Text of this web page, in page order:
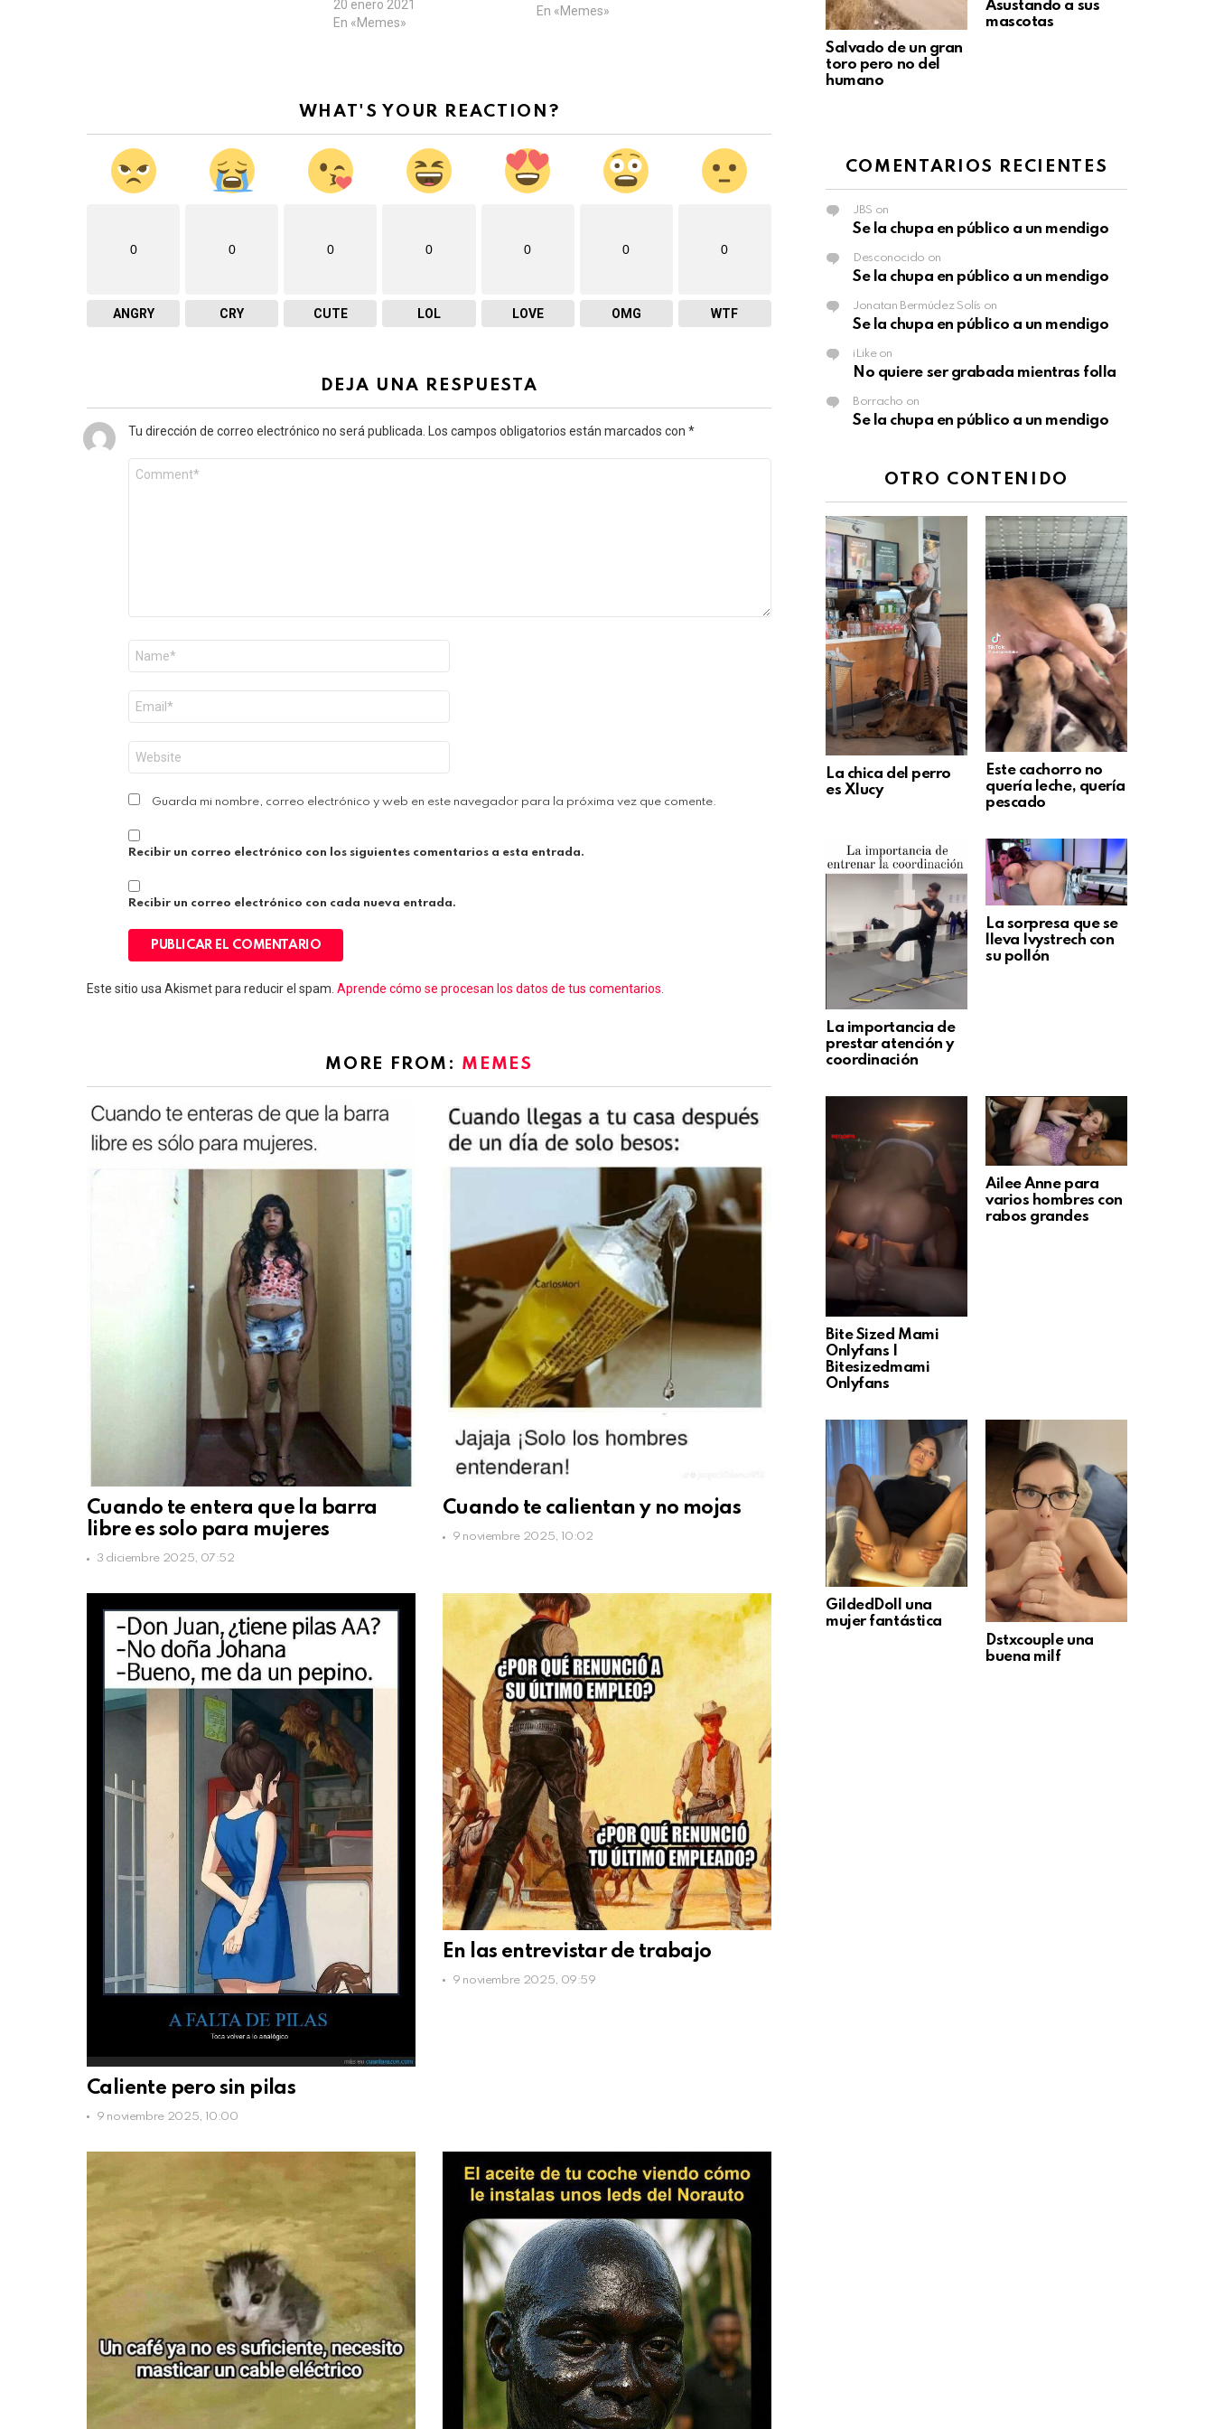
20 enero 2021
En «Memes»
En «Memes»
WHAT'S YOUR REACTION?
0
ANGRY
0
CRY
0
CUTE
0
LOL
0
LOVE
0
OMG
0
WTF
DEJA UNA RESPUESTA
Tu dirección de correo electrónico no será publicada. Los campos obligatorios están marcados con *
electrónico
*
Guarda mi nombre, correo electrónico y web en este navegador para la próxima vez que comente.
Recibir un correo electrónico con los siguientes comentarios a esta entrada.
Recibir un correo electrónico con cada nueva entrada.
Este sitio usa Akismet para reducir el spam. Aprende cómo se procesan los datos de tus comentarios.
MORE FROM: MEMES
Cuando te entera que la barra
libre es solo para mujeres
3 diciembre 2025, 07:52
Cuando te calientan y no mojas
9 noviembre 2025, 10:02
Caliente pero sin pilas
9 noviembre 2025, 10:00
En las entrevistar de trabajo
9 noviembre 2025, 09:59
Salvado de un gran
toro pero no del
humano
Asustando a sus
mascotas
COMENTARIOS RECIENTES
JBS on
Se la chupa en público a un mendigo
Desconocido on
Se la chupa en público a un mendigo
Jonatan Bermúdez Solís on
Se la chupa en público a un mendigo
iLikeon
No quiere ser grabada mientras folla
Borracho on
Se la chupa en público a un mendigo
OTRO CONTENIDO
La chica del perro
es Xlucy
Este cachorro no
quería leche, quería
pescado
La importancia de
prestar atención y
coordinación
La sorpresa que se
lleva Ivystrech con
su pollón
Bite Sized Mami
Onlyfans |
Bitesizedmami
Onlyfans
Ailee Anne para
varios hombres con
rabos grandes
GildedDoll una
mujer fantástica
Dstxcouple una
buena milf